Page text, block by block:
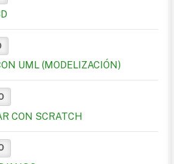
UML (MODELIZACIÓN)
CON SCRATCH